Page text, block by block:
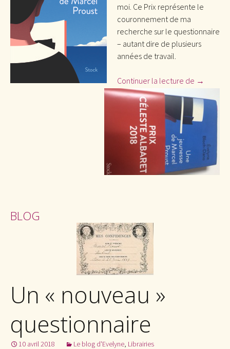
moi. Ce Prix représente le
couronnement de ma
recherche sur le questionnaire
– autant dire de plusieurs
années de travail.
Continuer la lecture de Prix
→
BLOG
Un « nouveau »
questionnaire
10 avril 2018 Le blog d'Evelyne, Librairies